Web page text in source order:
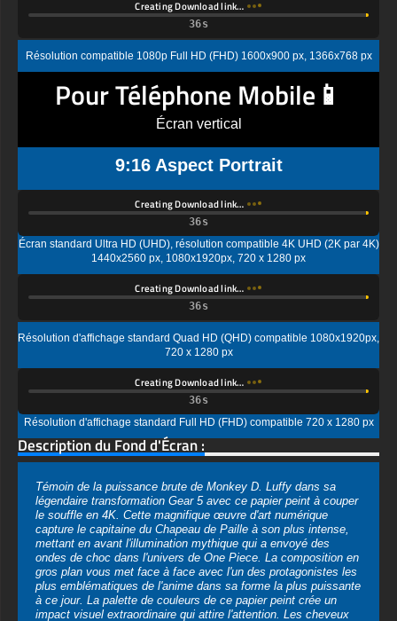
Résolution compatible 1080p Full HD (FHD) 1600x900 px, 1366x768 px
Pour Téléphone Mobile📱
Écran vertical
9:16 Aspect Portrait
Creating Download link…
Écran standard Ultra HD (UHD), résolution compatible 4K UHD (2K par 4K)
1440x2560 px, 1080x1920px, 720 x 1280 px
Résolution d'affichage standard Quad HD (QHD) compatible 1080x1920px,
Creating Download link…
Résolution d'affichage standard Full HD (FHD) compatible 720 x 1280 px
Description du Fond d'Écran :
Témoin de la puissance brute de Monkey D. Luffy dans sa
légendaire transformation Gear 5 avec ce papier peint à couper
le souffle en 4K. Cette magnifique œuvre d'art numérique
capture le capitaine du Chapeau de Paille à son plus intense,
mettant en avant l'illumination mythique qui a envoyé des
gros plan vous met face à face avec l'un des protagonistes les
plus emblématiques de l'anime dans sa forme la plus puissante
à ce jour. La palette de couleurs de ce papier peint crée un
impact visuel extraordinaire qui attire l'attention. Les cheveux
noirs caractéristiques de Luffy prennent une teinte argentée-
blanche éthérée, contrastant dramatiquement avec les effets
de bokeh orange chaud et doré en arrière-plan. Ses yeux
rouges perçants brillent d'une intensité surnaturelle, tandis que
les éclaboussures de sang et les dégâts de combat racontent
l'histoire d'une confrontation épique en cours.